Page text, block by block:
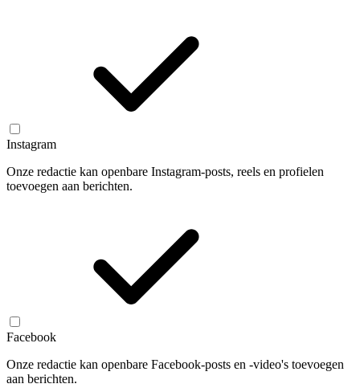
Instagram
Onze redactie kan openbare Instagram-posts, reels en profielen
toevoegen aan berichten.
Facebook
Onze redactie kan openbare Facebook-posts en -video's toevoegen
aan berichten.